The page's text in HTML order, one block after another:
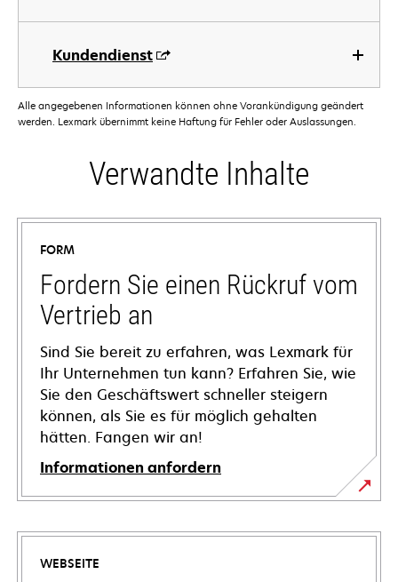
Kundendienst
Alle angegebenen Informationen können ohne Vorankündigung geändert
werden. Lexmark übernimmt keine Haftung für Fehler oder Auslassungen.
Verwandte Inhalte
FORM
Fordern Sie einen Rückruf vom
Vertrieb an
Sind Sie bereit zu erfahren, was Lexmark für
Ihr Unternehmen tun kann? Erfahren Sie, wie
Sie den Geschäftswert schneller steigern
können, als Sie es für möglich gehalten
hätten. Fangen wir an!
Informationen anfordern
WEBSEITE